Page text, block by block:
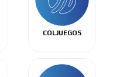
COLJUEGOS